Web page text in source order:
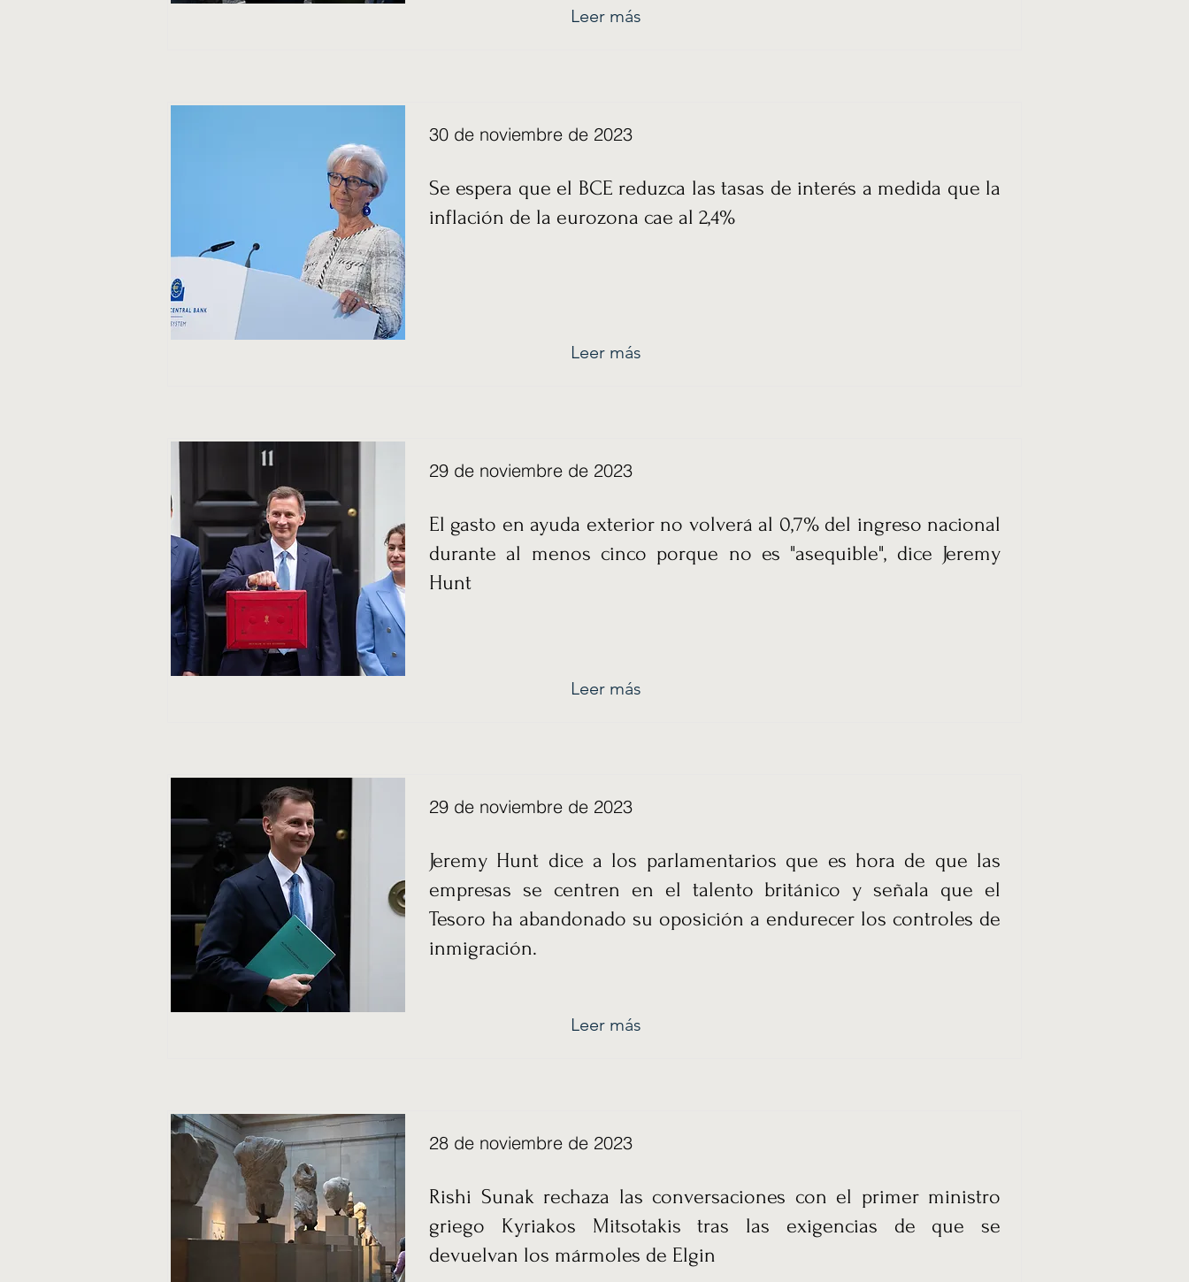
Leer más
30 de noviembre de 2023
Se espera que el BCE reduzca las tasas de interés a medida que la
inflación de la eurozona cae al 2,4%
Leer más
29 de noviembre de 2023
El gasto en ayuda exterior no volverá al 0,7% del ingreso nacional
durante al menos cinco porque no es "asequible", dice Jeremy
Hunt
Leer más
29 de noviembre de 2023
Jeremy Hunt dice a los parlamentarios que es hora de que las
empresas se centren en el talento británico y señala que el
Tesoro ha abandonado su oposición a endurecer los controles de
inmigración.
Leer más
28 de noviembre de 2023
Rishi Sunak rechaza las conversaciones con el primer ministro
griego Kyriakos Mitsotakis tras las exigencias de que se
devuelvan los mármoles de Elgin